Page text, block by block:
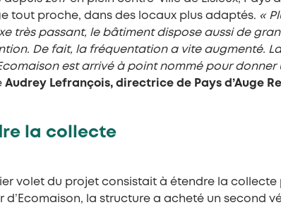
tout proche, dans des locaux plus adaptés. «
très passant, le bâtiment dispose aussi de
De fait, la fréquentation a vite augmenté.
est arrivé à point nommé pour
Audrey Lefrançois, directrice de Pays d’Auge
la collecte
volet du projet consistait à étendre la
d’Ecomaison, la structure a acheté un second